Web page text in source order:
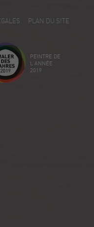
18/12/2025
PLAN DU SITE
PEINTRE DE
L'ANNÉE
2019